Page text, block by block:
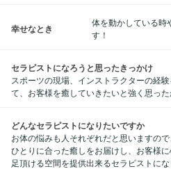
幸せなとき
体を動かしている時
す！
セラピストになろうと思ったきっかけ
スポーツの現場、インストラクターの経
て、お客様を癒していきたいと強く思った
どんなセラピストになりたいですか
お体の悩みも人それぞれだと思いますので
ひとりに合った癒しをお届けし、お客様
足頂ける空間を提供出来るセラピストにな